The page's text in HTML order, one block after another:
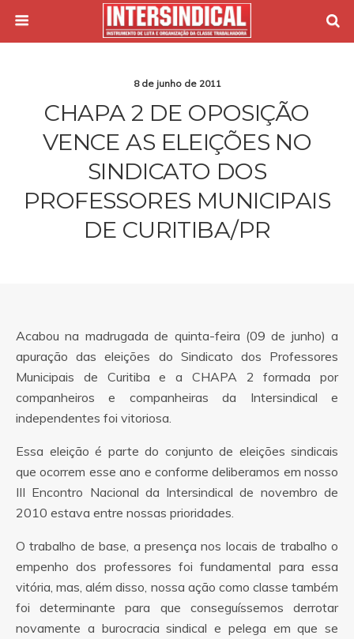
8 de junho de 2011
CHAPA 2 DE OPOSIÇÃO
VENCE AS ELEIÇÕES NO
SINDICATO DOS
PROFESSORES MUNICIPAIS
DE CURITIBA/PR
Acabou na madrugada de quinta-feira (09 de junho) a
apuração das eleições do Sindicato dos Professores
Municipais de Curitiba e a CHAPA 2 formada por
companheiros e companheiras da Intersindical e
independentes foi vitoriosa.
Essa eleição é parte do conjunto de eleições sindicais
que ocorrem esse ano e conforme deliberamos em nosso
III Encontro Nacional da Intersindical de novembro de
2010 estava entre nossas prioridades.
O trabalho de base, a presença nos locais de trabalho o
empenho dos professores foi fundamental para essa
vitória, mas, além disso, nossa ação como classe também
foi determinante para que conseguíssemos derrotar
novamente a burocracia sindical e pelega em que se